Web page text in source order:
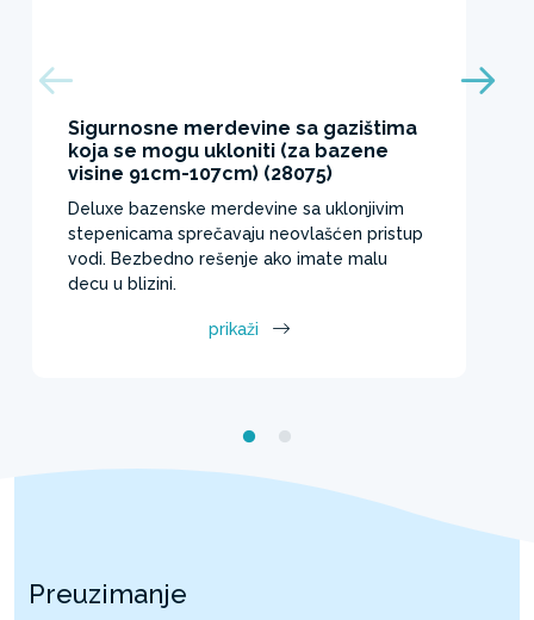
Sigurnosne merdevine sa gazištima
koja se mogu ukloniti (za bazene
visine 91cm-107cm) (28075)
Deluxe bazenske merdevine sa uklonjivim
stepenicama sprečavaju neovlašćen pristup
vodi. Bezbedno rešenje ako imate malu
decu u blizini.
prikaži
Preuzimanje